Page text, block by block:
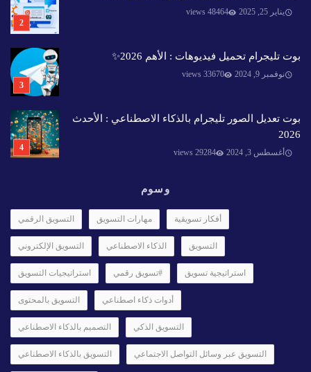
يناير 25, 2025 48464 views
بوت تليجرام تحميل فيديوهات : الأهم 2026✨️
نوفمبر 9, 2024 33670 views
بوت تعديل الصور تليجرام بالذكاء الاصطناعي : الأحدث
2026
أغسطس 3, 2024 29284 views
وسوم
التسويق الرقمي مهارات التسويق أفكار تسويقية
التسويق الإلكتروني الذكاء الاصطناعي التسويق
استراتيجيات التسويق #تسويق رقمي استراتيجية تسويق
التسويق بالمحتوى أدوات ذكاء اصطناعي
التصميم بالذكاء الاصطناعي التسويق الذكي
التسويق بالذكاء الاصطناعي التسويق عبر وسائل التواصل الاجتماعي